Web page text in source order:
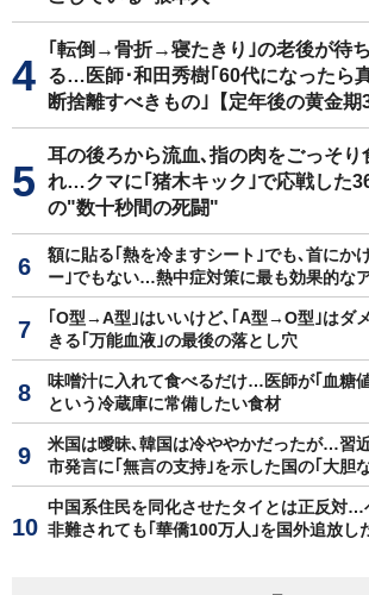
｢転倒→骨折→寝たきり｣の老後が待
る…医師･和田秀樹｢60代になったら
断捨離すべきもの｣【定年後の黄金期3
耳の後ろから流血､指の肉をごっそり
れ…クマに｢猪木キック｣で応戦した
の"数十秒間の死闘"
額に貼る｢熱を冷ますシート｣でも､首にか
ー｣でもない…熱中症対策に最も効果的な
｢O型→A型｣はいいけど､｢A型→O型｣はダ
きる｢万能血液｣の最後の落とし穴
味噌汁に入れて食べるだけ…医師が｢血糖
という冷蔵庫に常備したい食材
米国は曖昧､韓国は冷ややかだったが…習
市発言に｢無言の支持｣を示した国の｢大胆
中国系住民を同化させたタイとは正反対…
非難されても｢華僑100万人｣を国外追放し